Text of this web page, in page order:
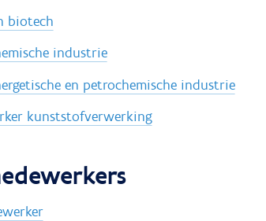
biotech
industrie
en petrochemische industrie
kunststofverwerking